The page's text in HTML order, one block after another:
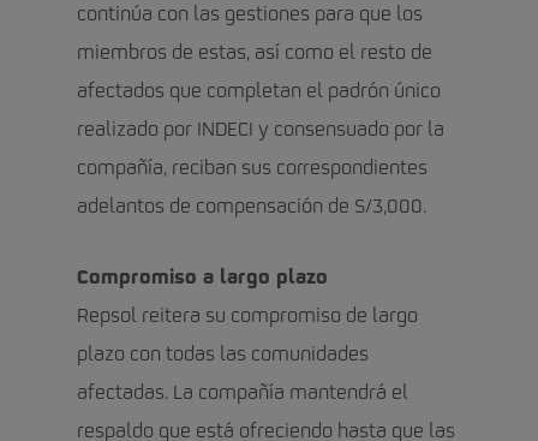
continúa con las gestiones para que los
miembros de estas, así como el resto de
afectados que completan el padrón único
realizado por INDECI y consensuado por la
compañía, reciban sus correspondientes
adelantos de compensación de S/3,000.
Compromiso a largo plazo
Repsol reitera su compromiso de largo
plazo con todas las comunidades
afectadas. La compañía mantendrá el
respaldo que está ofreciendo hasta que las